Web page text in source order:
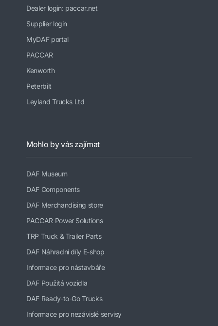
Dealer login: paccar.net
Supplier login
MyDAF portal
PACCAR
Kenworth
Peterbilt
Leyland Trucks Ltd
Mohlo by vás zajímat
DAF Museum
DAF Components
DAF Merchandising store
PACCAR Power Solutions
TRP Truck & Trailer Parts
DAF Náhradní díly E-shop
Informace pro nástavbáře
DAF Použitá vozidla
DAF Ready-to-Go Trucks
Informace pro nezávislé servisy